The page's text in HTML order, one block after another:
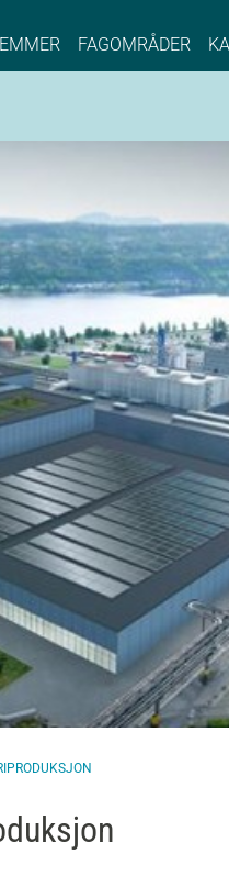
of Expertise,
FAGOMRÅDER